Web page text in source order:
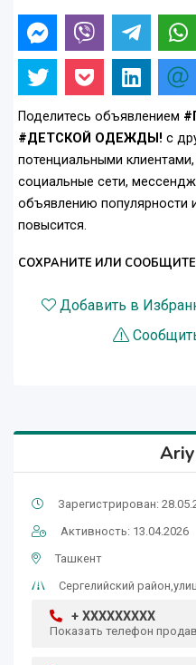
Поделитесь объявлением
#ДЕТСКОЙ ОДЕЖДЫ! с
потенциальными
социальные сети,
объявлению популярности
повысится.
СОХРАНИТЕ ИЛИ
Добавить в
Зарегистрирован:
Активность: 13.04.2026
Ташкент
Сергелийский
+ XXXXXXXXX
Показать телефон